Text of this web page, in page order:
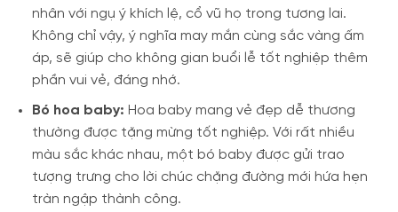
nhân với ngụ ý khích lệ, cổ vũ họ trong tương lai.
Không chỉ vậy, ý nghĩa may mắn cùng sắc vàng ấm
áp, sẽ giúp cho không gian buổi lễ tốt nghiệp thêm
phần vui vẻ, đáng nhớ.
Bó hoa baby: Hoa baby mang vẻ đẹp dễ thương
thường được tặng mừng tốt nghiệp. Với rất nhiều
màu sắc khác nhau, một bó baby được gửi trao
tượng trưng cho lời chúc chặng đường mới hứa hẹn
tràn ngập thành công.